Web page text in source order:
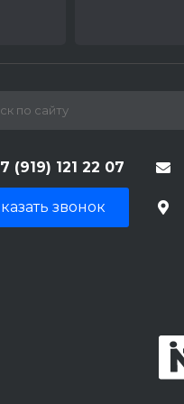
(919) 121 22 07
звонок